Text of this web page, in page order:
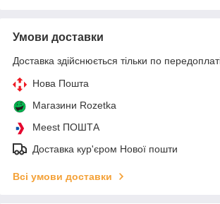
Умови доставки
Доставка здійснюється тільки по
Нова Пошта
Магазини Rozetka
Meest ПОШТА
Доставка кур'єром Нової пошти
Всі умови доставки